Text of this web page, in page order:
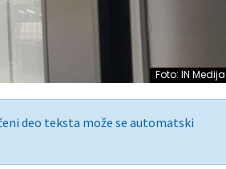
Foto: IN Medija
deo teksta može se automatski